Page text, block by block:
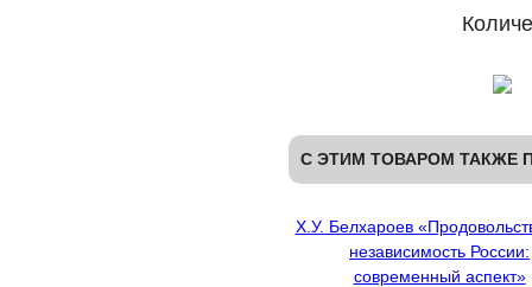
С ЭТИМ ТОВАРОМ ТАКЖЕ
Х.У. Белхароев
независимость России:
современный аспект»